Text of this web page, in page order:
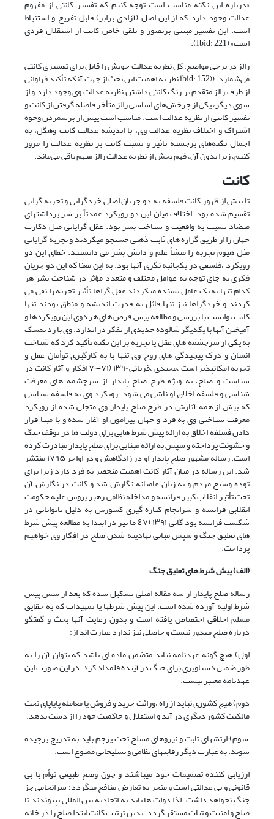
«درباره این نکته مناسب است توجه کنیم که تفسیر کانتی از مفهوم
عدالت وجود دارد که از این اصل (آزادی برابر) قابل تفریع و استنباط
است. این تفسیر مبتنی برتصور و تلقی خاص کانت از استقلال فردی
است» (Ibid: 221).
رالز در برخی مواضع، کل نظریه عدالت خویش را قابل برای تفسیری کانتی
می‌شمارد. ((ibid: 152 نظر به اهمیت این بحث از جهت آنکه تأکید فراوانی
از طرف رالز متقدم بر رنگ کانتی داشتن نظریه عدالت وی وجود دارد و از
سوی دیگر، یکی از چرخش‌های اساسی رالز متأخر فاصله گرفتن از کانت و
تفسیر کانتی از نظریه عدالت است. مناسب است پیش از برشمردن وجوه
اشتراک و اختلاف نظریه عدالت وی، با اندیشه عدالت کانت وهگل، به
اجمال نکته‌های برجسته تاثیر و نسبت کانت بر نظریه عدالت را مرور
کنیم، زیرا بدون آن، فهم بخش از نظریه عدالت رالز مبهم باقی می‌ماند.
کانت
تا پیش از ظهور کانت فلسفه به دو جریان اصلی خردگرایی و تجربه گرایی
تقسیم شده بود. اختلاف میان این دو رویکرد عمدتاً بر سر برداشتهای
متضاد نسبت به واقعیت و شناخت بشر بود. عقل گرایانی مثل دکارت
جهان را از طریق گزاره های ثابت ذهنی جستجو میکردند و تجربه گرایانی
مثل هیوم تجربه را منشأ علم و دانش بشر می دانستند. خطای این دو
رویکرد ،فلسفی در یکجانبه نگری آنها بود. به این معنا که این دو جریان
فکری به جای توجه به عوامل مختلف و متعدد مؤثر در شناخت بشر هر
کدام تنها به یک عامل بسنده میکردند عقل گراها تأثیر تجربه را نفی می
کردند و خردگراها نیز تنها قائل به قدرت اندیشه و منطق بودند تنها
کانت توانست با بررسی و مطالعه پیش فرض های هر دوی این رویکردها و
آمیختن آنها با یکدیگر شالوده جدیدی از تفکر در اندازد. وی با رد تمسک
به یکی از سرچشمه های عقل یا تجربه بر این نکته تأکید کرد که شناخت
انسان و درک پیچیدگی های روح وی تنها با به کارگیری توأمان عقل و
تجربه امکانپذیر است ،مجیدی ،قربانی ۱۳۹۰ (۷۱-۷۰ افکار و آثار کانت در
سیاست و صلح، به ویژه طرح صلح پایدار از سرچشمه های معرفت
شناسی و فلسفه اخلاق او ناشی می شود. رویکرد وی به فلسفه سیاسی
که بیش از همه آثارش در طرح صلح پایدار وی متجلی شده از رویکرد
معرفت شناختی وی به فرد و جهان پیرامون او آغاز شده و با مبنا قرار
دادن فسلفه اخلاق به ارائه پیش شرط هایی برای دولت ها در توقف جنگ
و خشونت پرداخته و سپس به ارائه مبنایی برای صلح پایدار مبادرت کرده
است. رساله مشهور صلح پایدار او در زادگاهش و در اواخر ۱۷۹۵ منتشر
شد. این رساله در میان آثار کانت اهمیت منحصر به فرد دارد زیرا برای
توده وسیع مردم و به زبان عامیانه نگارش شد و کانت در نگارش آن
تحت تأثیر انقلاب کبیر فرانسه و مداخله نظامی رهبر پروس علیه حکومت
انقلابی فرانسه و سرانجام کناره گیری کشورش به دلیل ناتوانانی در
شکست فرانسه بود گانی ۱۳۹۱ (٤٧ ما نیز در ابتدا به مطالعه پیش شرط
های تعلیق جنگ و سپس مبانی نهادینه شدن صلح در افکار وی خواهیم
پرداخت.
(الف) پیش شرط های تعلیق جنگ
رساله صلح پایدار از سه مقاله اصلی تشکیل شده که بعد از شش پیش
شرط اولیه آورده شده است. این پیش شرطها یا تمهیدات که به حقایق
مسلم اخلاقی اختصاص یافته است و بدون رعایت آنها بحث و گفتگو
درباره صلح مقدور نیست و حاصلی نیز ندارد عبارت اند از:
اول) هیچ گونه عهدنامه نباید متضمن ماده ای باشد که بتوان آن را به
طور ضمنی دستاویزی برای جنگ در آینده قلمداد کرد. در این صورت این
عهدنامه معتبر نیست.
دوم) هیچ کشوری نباید از راه ،وراثت خرید و فروش یا معامله پایاپای تحت
مالکیت کشور دیگری در آید و استقلال و حاکمیت خود را از دست بدهد.
سوم) ارتشهای ثابت و نیروهای مسلح تحت پرچم باید به تدریج برچیده
شوند. به عبارت دیگر رقابتهای نظامی و تسلیحاتی ممنوع است.
ارزیابی کننده تصمیمات خود میباشند و چون وضع طبیعی توأم با بی
قانونی و بی عدالتی است و منجر به تعارض منافع میگردد؛ سرانجامی جز
جنگ نخواهد داشت. لذا دولت ها باید به اتحادیه بین المللی بپیوندند تا
صلح و امنیت و ثبات مستقر گردد. بدین ترتیب کانت ابتدا صلح را در خانه